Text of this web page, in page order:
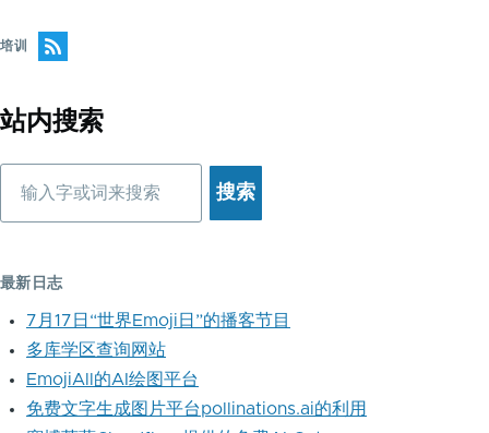
培训
站内搜索
最新日志
7月17日“世界Emoji日”的播客节目
多库学区查询网站
EmojiAll的AI绘图平台
免费文字生成图片平台pollinations.ai的利用